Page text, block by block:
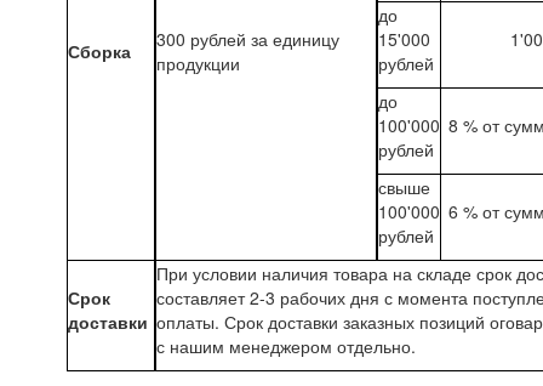
Сборка
300 рублей за единицу
продукции
до
15'000
рублей
до
100'000
рублей
8 % от
свыше
100'000
рублей
6 % от
Срок
доставки
При условии наличия товара на складе срок
составляет 2-3 рабочих дня с момента
оплаты. Срок доставки заказных позиций
с нашим менеджером отдельно.